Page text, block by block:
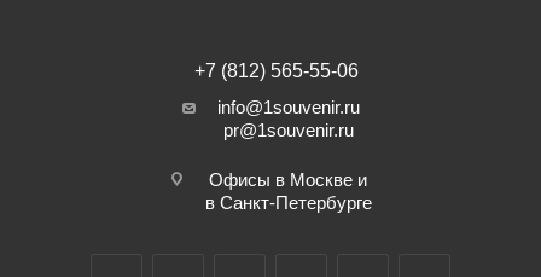
+7 (812) 565-55-06
info@1souvenir.ru
pr@1souvenir.ru
Офисы в Москве и
в Санкт-Петербурге